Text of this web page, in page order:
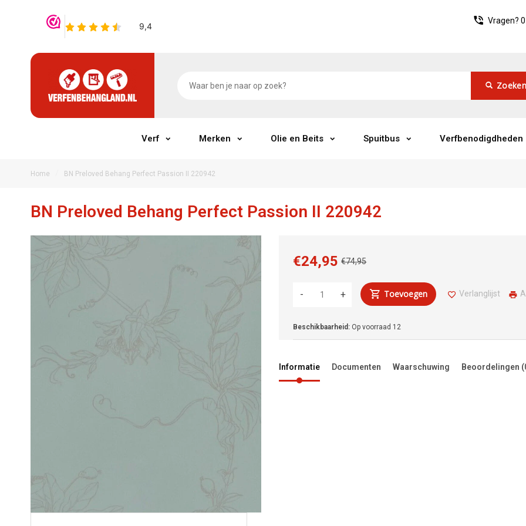
Vragen?
Zoeken
Verf Merken Olie en Beits Spuitbus Verfbenodigdheden
Home BN Preloved Behang Perfect Passion II 220942
BN Preloved Behang Perfect Passion II 220942
€74,95
€24,95
+
- Toevoegen Verlanglijst
Beschikbaarheid: Op voorraad 12
Informatie Documenten Waarschuwing Beoordelingen